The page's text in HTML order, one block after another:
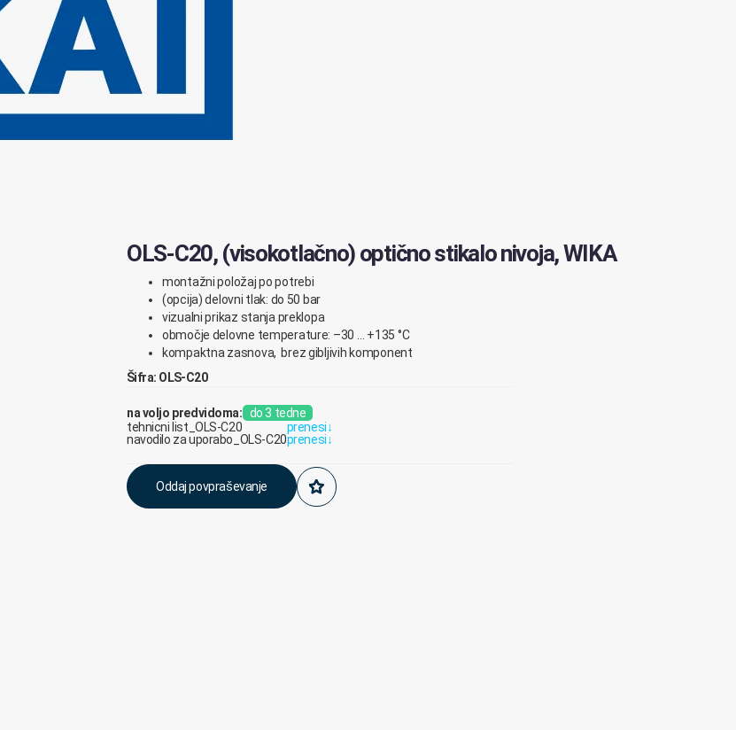
OLS-C20, (visokotlačno) optično stikalo nivoja, WIKA
montažni položaj po potrebi
(opcija) delovni tlak: do 50 bar
vizualni prikaz stanja preklopa
območje delovne temperature: –30 +135 °C
kompaktna zasnova, brez gibljivih komponent
Šifra: OLS-C20
na voljo predvidoma: do 3 tedne
tehnicni list_OLS-C20
prenesi↓
navodilo za uporabo_OLS-C20prenesi↓
Oddaj povpraševanje